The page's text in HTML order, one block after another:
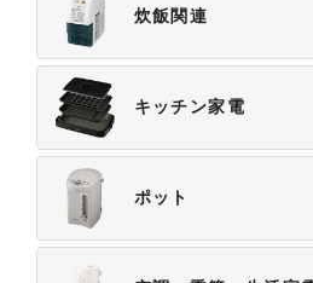
（※）。
（※）みまもりほっとラインサ
ている専用の製品（レンタル品
弊社「みまもりほっとライン相
い合わせくださいますようお
４．本サービスに係わる損害の
本サイトに情報を掲載する際に
炊飯関連
キッチン家電
ポット